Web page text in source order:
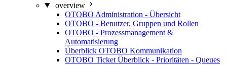
overview
OTOBO Administration - Übersicht
OTOBO - Benutzer, Gruppen und Rollen
OTOBO - Prozessmanagement &
Automatisierung
Überblick OTOBO Kommunikation
OTOBO Ticket Überblick - Prioritäten - Queues